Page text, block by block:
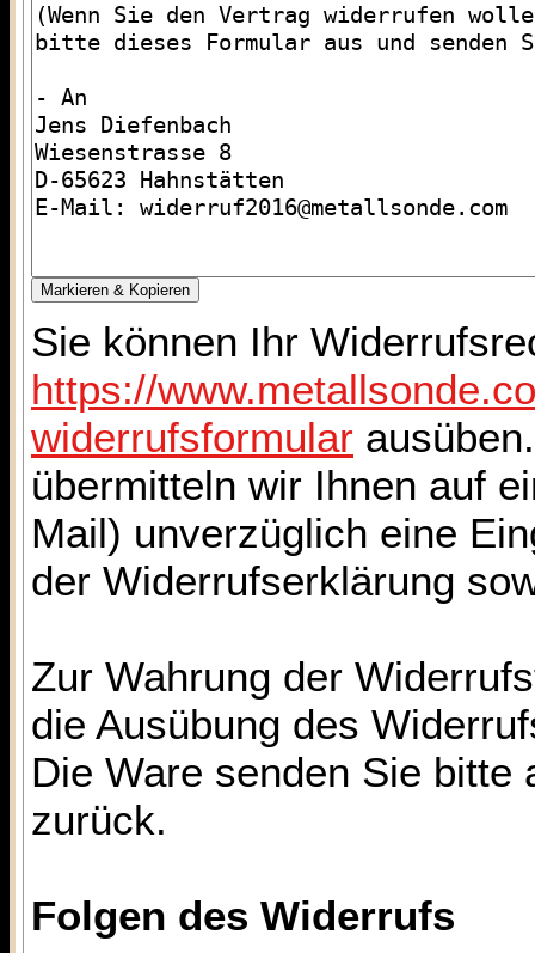
Sie können Ihr
https://
widerrufsformular
übermitteln wir Ihnen auf
Mail) unverzüglich eine
der Widerrufserklärung
Zur Wahrung der
die Ausübung des
Die Ware senden Sie bitte
zurück.
Folgen des Widerrufs